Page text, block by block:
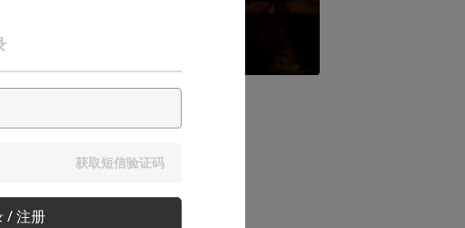
舞蹈究竟出自何
获取短信验证码
/ 注册